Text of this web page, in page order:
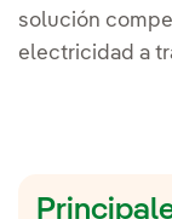
solución
electricidad a